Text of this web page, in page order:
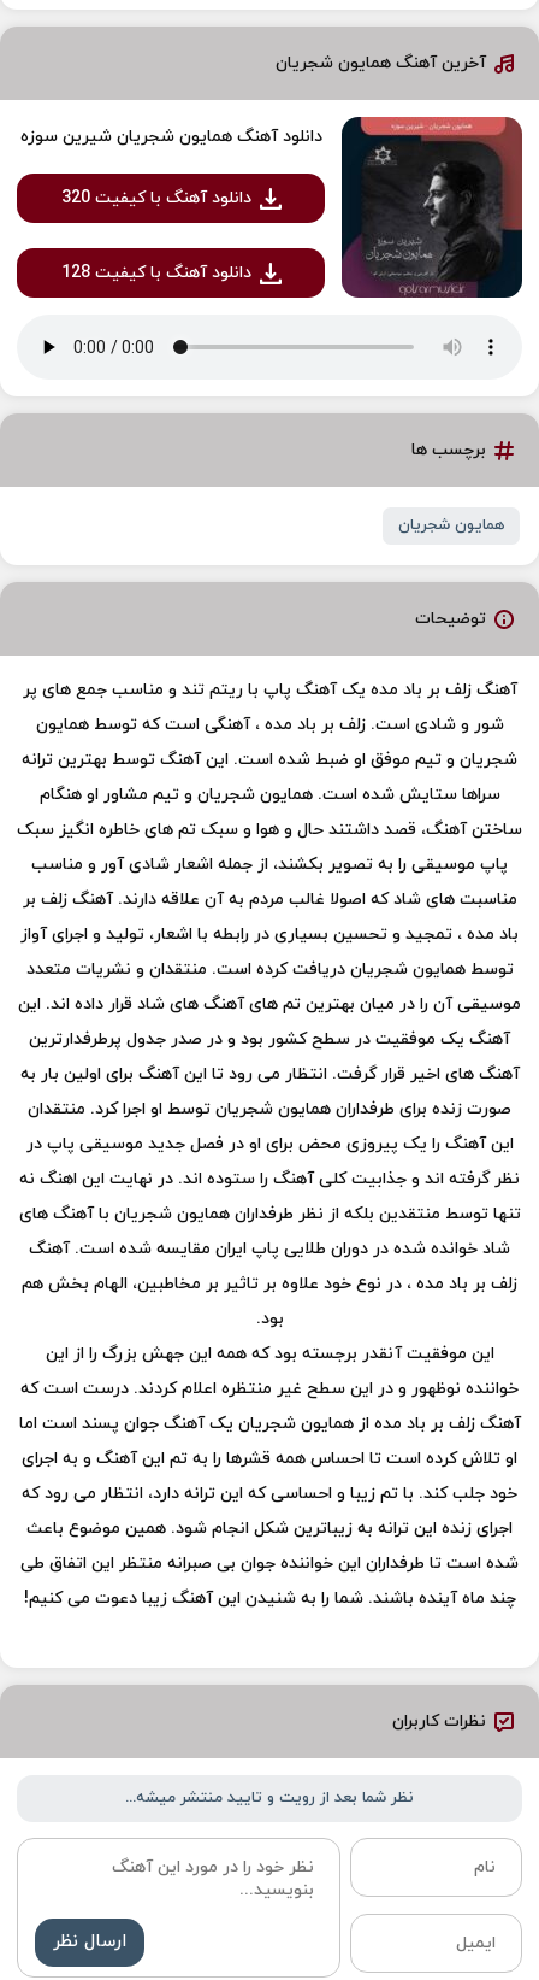
آخرین آهنگ همایون شجریان
دانلود آهنگ همایون شجریان شیرین سوزه
دانلود آهنگ با کیفیت 320
دانلود آهنگ با کیفیت 128
برچسب ها
همایون شجریان
توضیحات
آهنگ زلف بر باد مده یک آهنگ پاپ با ریتم تند و مناسب جمع های پر
شور و شادی است. زلف بر باد مده ، آهنگی است که توسط همایون
شجریان و تیم موفق او ضبط شده است. این آهنگ توسط بهترین ترانه
سراها ستایش شده است. همایون شجریان و تیم مشاور او هنگام
ساختن آهنگ، قصد داشتند حال و هوا و سبک تم های خاطره انگیز سبک
پاپ موسیقی را به تصویر بکشند، از جمله اشعار شادی آور و مناسب
مناسبت های شاد که اصولا غالب مردم به آن علاقه دارند. آهنگ زلف بر
باد مده ، تمجید و تحسین بسیاری در رابطه با اشعار، تولید و اجرای آواز
توسط همایون شجریان دریافت کرده است. منتقدان و نشریات متعدد
موسیقی آن را در میان بهترین تم های آهنگ های شاد قرار داده اند. این
آهنگ یک موفقیت در سطح کشور بود و در صدر جدول پرطرفدارترین
آهنگ های اخیر قرار گرفت. انتظار می رود تا این آهنگ برای اولین بار به
صورت زنده برای طرفداران همایون شجریان توسط او اجرا کرد. منتقدان
این آهنگ را یک پیروزی محض برای او در فصل جدید موسیقی پاپ در
نظر گرفته اند و جذابیت کلی آهنگ را ستوده اند. در نهایت این اهنگ نه
تنها توسط منتقدین بلکه از نظر طرفداران همایون شجریان با آهنگ های
شاد خوانده شده در دوران طلایی پاپ ایران مقایسه شده است. آهنگ
زلف بر باد مده ، در نوع خود علاوه بر تاثیر بر مخاطبین، الهام بخش هم
بود.
این موفقیت آنقدر برجسته بود که همه این جهش بزرگ را از این
خواننده نوظهور و در این سطح غیر منتظره اعلام کردند. درست است که
آهنگ زلف بر باد مده از همایون شجریان یک آهنگ جوان پسند است اما
او تلاش کرده است تا احساس همه قشرها را به تم این آهنگ و به اجرای
خود جلب کند. با تم زیبا و احساسی که این ترانه دارد، انتظار می رود که
اجرای زنده این ترانه به زیباترین شکل انجام شود. همین موضوع باعث
شده است تا طرفداران این خواننده جوان بی صبرانه منتظر این اتفاق طی
چند ماه آینده باشند. شما را به شنیدن این آهنگ زیبا دعوت می کنیم!
نظرات کاربران
نظر شما بعد از رویت و تایید منتشر میشه...
ارسال نظر